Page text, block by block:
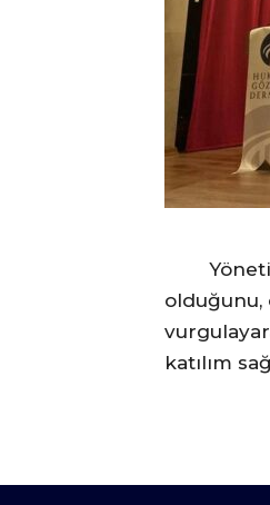
Yönetim
olduğunu,
katılım